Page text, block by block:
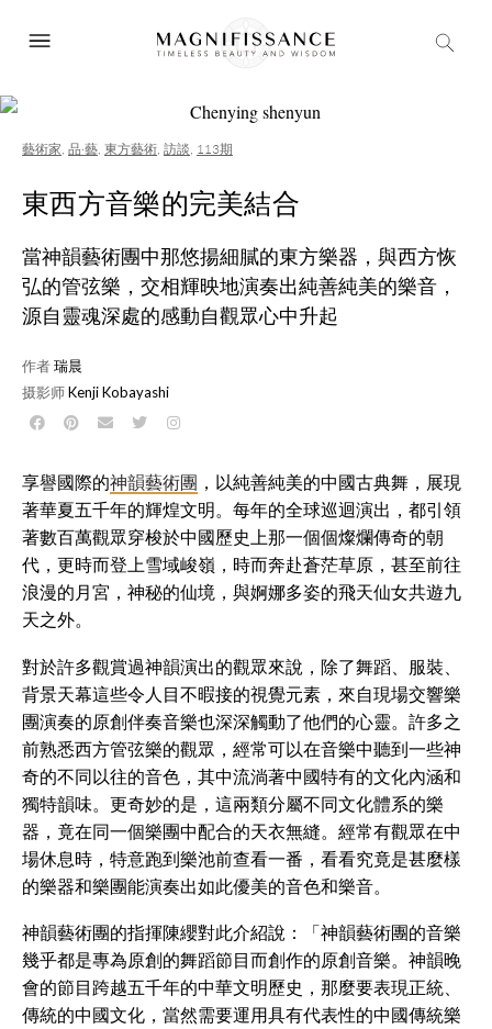
藝術家 品·藝 東方藝術 訪談 113期
東西方音樂的完美結合
當神韻藝術團中那悠揚細膩的東方樂器，與西方恢
弘的管弦樂，交相輝映地演奏出純善純美的樂音，
源自靈魂深處的感動自觀眾心中升起
作者瑞晨
摄影师Kenji Kobayashi
享譽國際的神韻藝術團 ，以純善純美的中國古典舞，展現
著華夏五千年的輝煌文明。每年的全球巡迴演出，都引領
著數百萬觀眾穿梭於中國歷史上那一個個燦爛傳奇的朝
代，更時而登上雪域峻嶺，時而奔赴蒼茫草原，甚至前往
浪漫的月宮，神秘的仙境，與婀娜多姿的飛天仙女共遊九
天之外。
對於許多觀賞過神韻演出的觀眾來說，除了舞蹈、服裝、
背景天幕這些令人目不暇接的視覺元素，來自現場交響樂
團演奏的原創伴奏音樂也深深觸動了他們的心靈。許多之
前熟悉西方管弦樂的觀眾，經常可以在音樂中聽到一些神
奇的不同以往的音色，其中流淌著中國特有的文化內涵和
獨特韻味。更奇妙的是，這兩類分屬不同文化體系的樂
器，竟在同一個樂團中配合的天衣無縫。經常有觀眾在中
場休息時，特意跑到樂池前查看一番，看看究竟是甚麼樣
的樂器和樂團能演奏出如此優美的音色和樂音。
神韻藝術團的指揮陳纓對此介紹說：「神韻藝術團的音樂
幾乎都是專為原創的舞蹈節目而創作的原創音樂。神韻晚
會的節目跨越五千年的中華文明歷史，那麼要表現正統、
傳統的中國文化，當然需要運用具有代表性的中國傳統樂